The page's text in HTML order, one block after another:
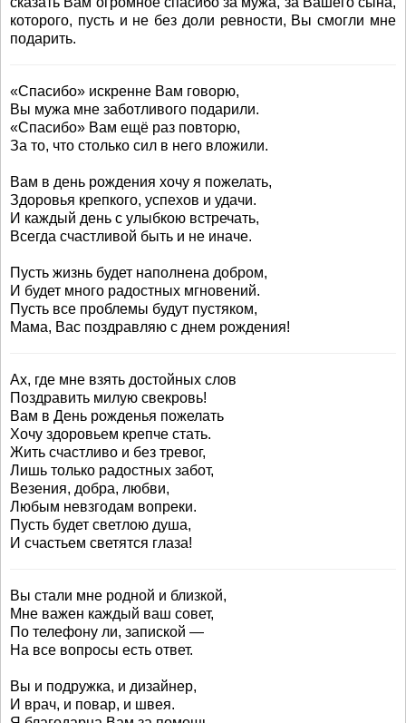
которого, пусть и не без доли ревности, Вы смогли мне
подарить.
«Спасибо» искренне Вам говорю,
Вы мужа мне заботливого подарили.
«Спасибо» Вам ещё раз повторю,
За то, что столько сил в него вложили.
Вам в день рождения хочу я пожелать,
Здоровья крепкого, успехов и удачи.
И каждый день с улыбкою встречать,
Всегда счастливой быть и не иначе.
Пусть жизнь будет наполнена добром,
И будет много радостных мгновений.
Пусть все проблемы будут пустяком,
Мама, Вас поздравляю с днем рождения!
Ах, где мне взять достойных слов
Поздравить милую свекровь!
Вам в День рожденья пожелать
Хочу здоровьем крепче стать.
Жить счастливо и без тревог,
Лишь только радостных забот,
Везения, добра, любви,
Любым невзгодам вопреки.
Пусть будет светлою душа,
И счастьем светятся глаза!
Вы стали мне родной и близкой,
Мне важен каждый ваш совет,
По телефону ли, запиской —
На все вопросы есть ответ.
Вы и подружка, и дизайнер,
И врач, и повар, и швея.